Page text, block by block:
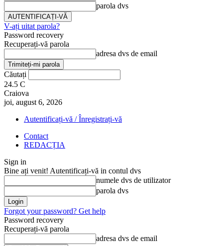
parola dvs
V-ați uitat parola?
Password recovery
Recuperați-vă parola
adresa dvs de email
Căutați
24.5 C
Craiova
joi, august 6, 2026
Autentificați-vă / Înregistrați-vă
Contact
REDACȚIA
Sign in
Bine ați venit! Autentificați-vă in contul dvs
numele dvs de utilizator
parola dvs
Forgot your password? Get help
Password recovery
Recuperați-vă parola
adresa dvs de email